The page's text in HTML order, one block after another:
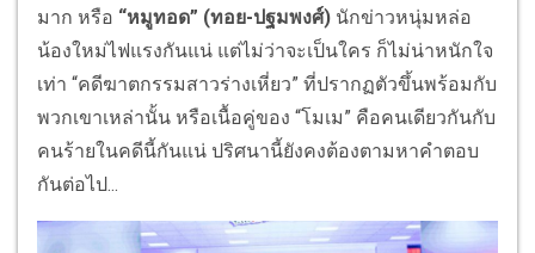
มาก หรือ “หมูทอด” (ทอย-ปฐมพงศ์) นักข่าวหนุ่มหล่อ
น้องใหม่ไฟแรงกันแน่ แต่ไม่ว่าจะเป็นใคร ก็ไม่น่าหนักใจ
เท่า “คดีฆาตกรรมสาวร่างเหี่ยว” ที่ปรากฏตัวขึ้นพร้อมกับ
พวกเขาเหล่านั้น หรือเนื้อคู่ของ “โมเม” คือคนเดียวกันกับ
คนร้ายในคดีนี้กันแน่ ปริศนานี้ยังคงต้องตามหาคำตอบ
กันต่อไป...